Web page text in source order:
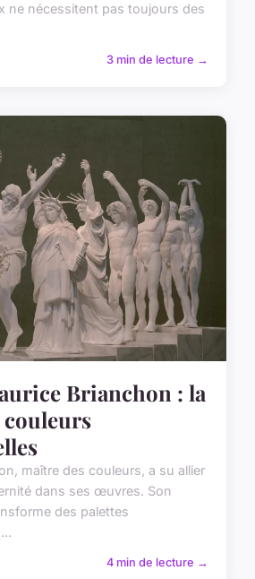
ne nécessitent pas toujours des
3 min de lecture →
Brianchon : la
couleurs
maître des couleurs, a su allier
dans ses œuvres. Son
des palettes
4 min de lecture →